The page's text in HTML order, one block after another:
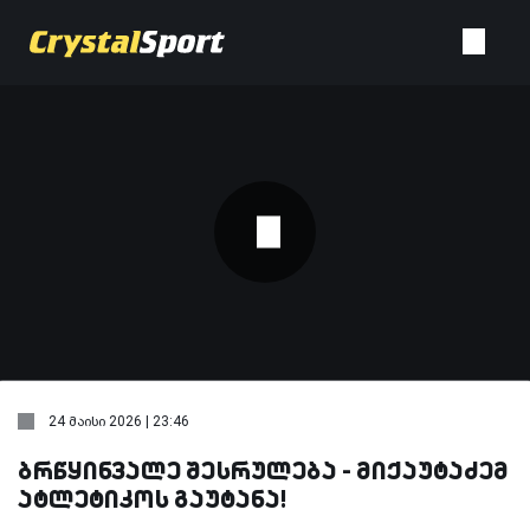
24 მაისი 2026 | 23:46
ბრწყინვალე შესრულება - მიქაუტაძემ
ატლეტიკოს გაუტანა!